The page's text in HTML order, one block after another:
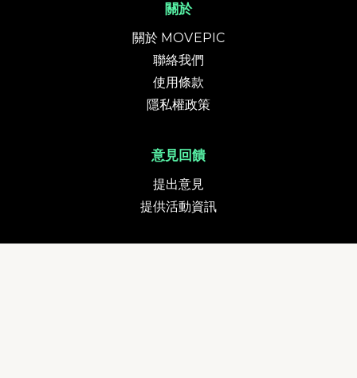
關於
關於 MOVEPIC
聯絡我們
使用條款
隱私權政策
意見回饋
提出意見
提供活動資訊